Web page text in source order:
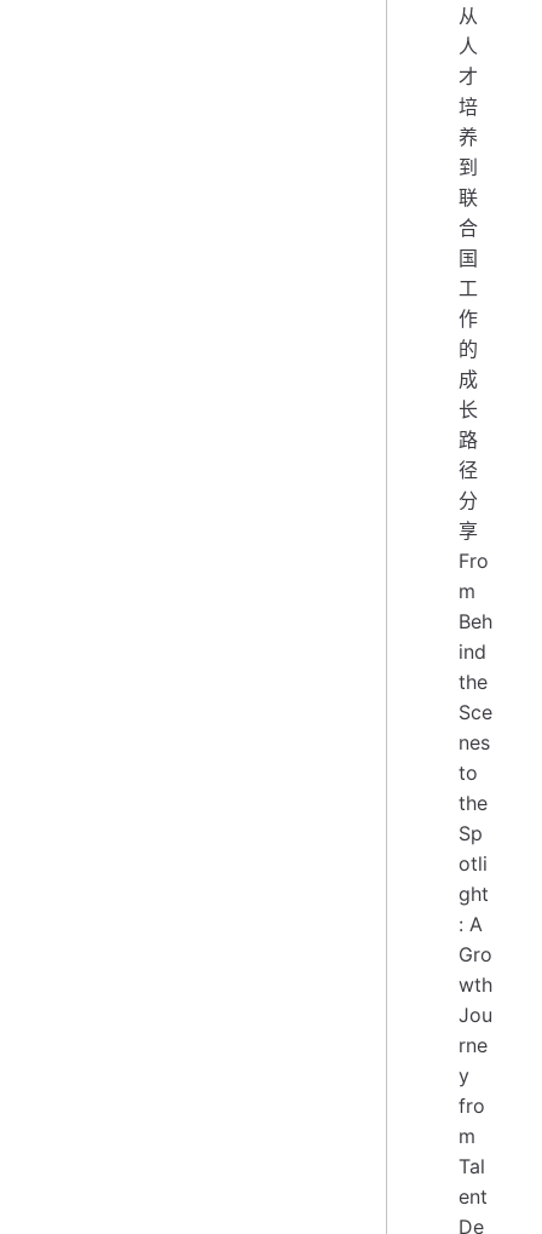
从
人
才
培
养
到
联
合
国
工
作
的
成
长
路
径
分
享
Fro
m
Beh
ind
the
Sce
nes
to
the
Sp
otli
ght
: A
Gro
wth
Jou
rne
y
fro
m
Tal
ent
De